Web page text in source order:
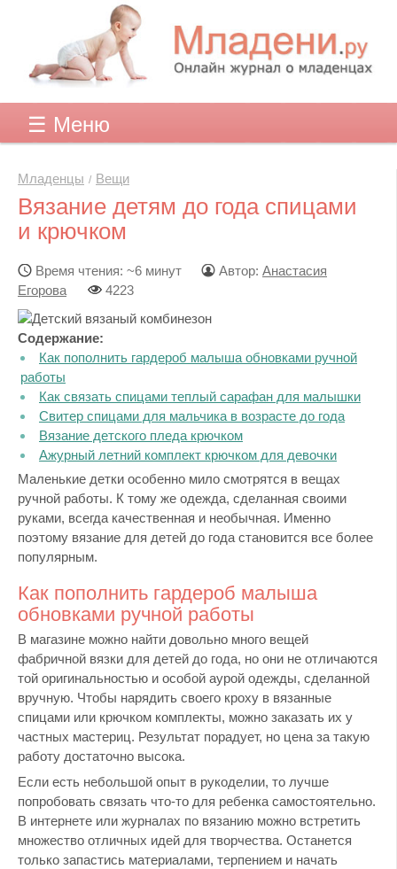
Младенцы Вещи
Вязание детям до года спицами
и крючком
Время чтения: ~6 минут Автор: Анастасия
Егорова
4223
Содержание:
Как пополнить гардероб малыша обновками ручной
работы
Как связать спицами теплый сарафан для малышки
Свитер спицами для мальчика в возрасте до года
Вязание детского пледа крючком
Ажурный летний комплект крючком для девочки
Маленькие детки особенно мило смотрятся в вещах
ручной работы. К тому же одежда, сделанная своими
руками, всегда качественная и необычная. Именно
поэтому вязание для детей до года становится все более
популярным.
Как пополнить гардероб малыша
обновками ручной работы
В магазине можно найти довольно много вещей
фабричной вязки для детей до года, но они не отличаются
той оригинальностью и особой аурой одежды, сделанной
вручную. Чтобы нарядить своего кроху в вязанные
спицами или крючком комплекты, можно заказать их у
частных мастериц. Результат порадует, но цена за такую
работу достаточно высока.
Если есть небольшой опыт в рукоделии, то лучше
попробовать связать что-то для ребенка самостоятельно.
В интернете или журналах по вязанию можно встретить
множество отличных идей для творчества. Останется
только запастись материалами, терпением и начать
☰ Меню